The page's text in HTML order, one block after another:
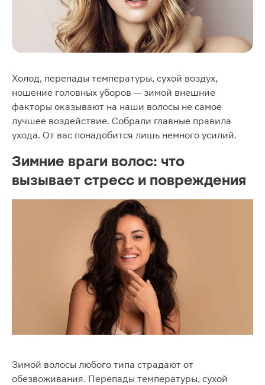
Холод, перепады температуры, сухой воздух,
ношение головных уборов — зимой внешние
факторы оказывают на наши волосы не самое
лучшее воздействие. Собрали главные правила
ухода. От вас понадобится лишь немного усилий.
Зимние враги волос: что
вызывает стресс и повреждения
Зимой волосы любого типа страдают от
обезвоживания. Перепады температуры, сухой